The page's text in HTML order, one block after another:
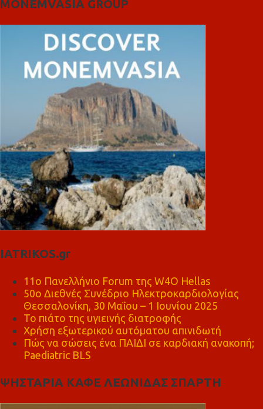
MONEMVASIA GROUP
IATRIKOS.gr
11ο Πανελλήνιο Forum της W4O Hellas
50ο Διεθνές Συνέδριο Ηλεκτροκαρδιολογίας
Θεσσαλονίκη, 30 Μαΐου – 1 Ιουνίου 2025
Το πιάτο της υγιεινής διατροφής
Χρήση εξωτερικού αυτόματου απινιδωτή
Πώς να σώσεις ένα ΠΑΙΔΙ σε καρδιακή ανακοπή;
Paediatric BLS
ΨΗΣΤΑΡΙΑ ΚΑΦΕ ΛΕΩΝΙΔΑΣ ΣΠΑΡΤΗ